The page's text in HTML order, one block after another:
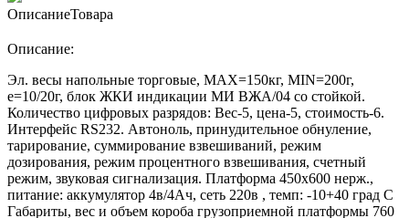
ОписаниеТовара
Описание:
Эл. весы напольные торговые, МАХ=150кг, MIN=200г,
e=10/20г, блок ЖКИ индикации МИ ВЖА/04 со стойкой.
Количество цифровых разрядов: Вес-5, цена-5, стоимость-6.
Интерфейс RS232. Автоноль, принудительное обнуление,
тарирование, суммирование взвешиваний, режим
дозирования, режим процентного взвешивания, счетный
режим, звуковая сигнализация. Платформа 450х600 нерж.,
питание: аккумулятор 4в/4Ач, сеть 220в , темп: -10+40 град С
Габариты, вес и объем короба грузоприемной платформы 760